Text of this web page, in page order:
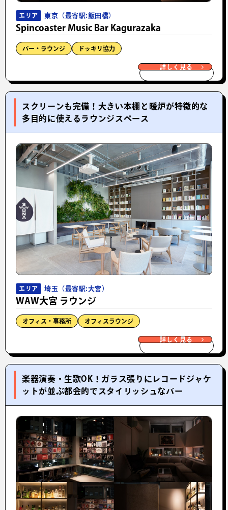
エリア 東京（最寄駅:飯田橋）
Spincoaster Music Bar Kagurazaka
バー・ラウンジ ドッキリ協力
詳しく見る
スクリーンも完備！大きい本棚と暖炉が特徴的な
多目的に使えるラウンジスペース
エリア 埼玉（最寄駅:大宮）
WAW大宮 ラウンジ
オフィス・事務所 オフィスラウンジ
詳しく見る
楽器演奏・生歌OK！ガラス張りにレコードジャケ
ットが並ぶ都会的でスタイリッシュなバー